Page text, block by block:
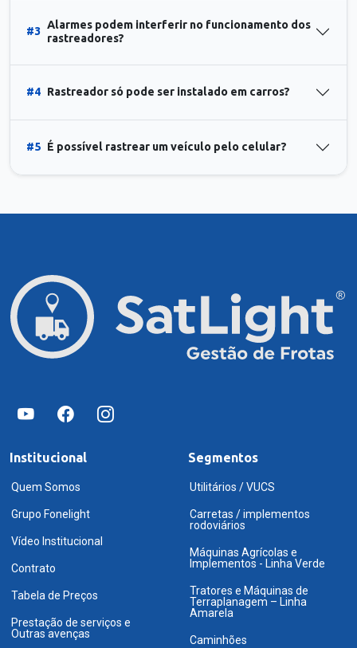
#3
Alarmes podem interferir no funcionamento dos
rastreadores?
#4 Rastreador só pode ser instalado em carros?
#5 É possível rastrear um veículo pelo celular?
Institucional
Quem Somos
Grupo Fonelight
Vídeo Institucional
Contrato
Tabela de Preços
Prestação de serviços e
Outras avenças
Segmentos
Utilitários / VUCS
Carretas / implementos
rodoviários
Máquinas Agrícolas e
Implementos - Linha Verde
Tratores e Máquinas de
Terraplanagem – Linha
Amarela
Caminhões